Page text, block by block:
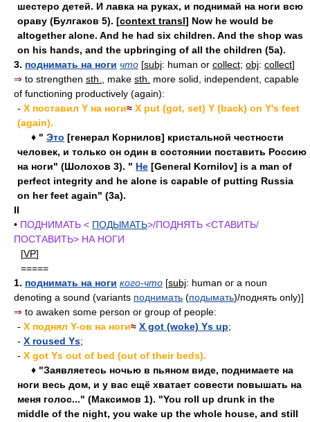
шестеро детей. И лавка на руках, и поднимай на ноги всю
ораву (Булгаков 5). [context transl] Now he would be
altogether alone. And he had six children. And the shop was
on his hands, and the upbringing of all the children (5a).
3. поднимать на ноги что [subj: human or collect; obj: collect]
⇒ to strengthen sth. , make sth.
more solid, independent, capable
of functioning productively (again):
- X поставил Y на ноги≈ X put (got, set) Y (back) on Y's feet
(again).
♦ " Это [генерал Корнилов] кристальной честности
человек, и только он один в состоянии поставить Россию
на ноги" (Шолохов 3). " Не [General Kornilov] is a man of
perfect integrity and he alone is capable of putting Russia
on her feet again" (3a).
II
• ПОДНИМАТЬ < ПОДЫМАТЬ>/ПОДНЯТЬ <СТАВИТЬ/
ПОСТАВИТЬ> НА НОГИ
[VP]
=====
1. поднимать на ноги кого-что [subj: human or a noun
denoting a sound (variants поднимать (подымать)/поднять only)]
⇒ to awaken some person or group of people:
- X поднял Y-ов на ноги≈ X got (woke) Ys up;
- X roused Ys;
- X got Ys out of bed (out of their beds).
♦ "Заявляетесь ночью в пьяном виде, поднимаете на
ноги весь дом, и у вас ещё хватает совести повышать на
меня голос..." (Максимов 1). "You roll up drunk in the
middle of the night, you wake up the whole house, and still